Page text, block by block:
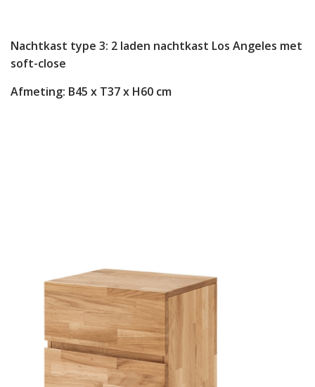
Nachtkast type 3: 2 laden nachtkast Los Angeles met
soft-close
Afmeting: B45 x T37 x H60 cm